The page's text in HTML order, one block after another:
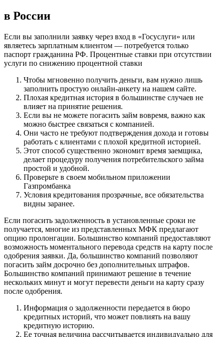
в России
Если вы заполнили заявку через вход в «Госуслуги» или
являетесь зарплатным клиентом — потребуется только
паспорт гражданина РФ. Процентные ставки при отсутствии
услуги по снижению процентной ставки
Чтобы мгновенно получить деньги, вам нужно лишь
заполнить простую онлайн-анкету на нашем сайте.
Плохая кредитная история в большинстве случаев не
влияет на принятие решения.
Если вы не можете погасить займ вовремя, важно как
можно быстрее связаться с компанией.
Они часто не требуют подтверждения дохода и готовы
работать с клиентами с плохой кредитной историей.
Этот способ существенно экономит время заемщика,
делает процедуру получения потребительского займа
простой и удобной.
Проверьте в своем мобильном приложении
Газпромбанка
Условия кредитования прозрачные, все обязательства
видны заранее.
Если погасить задолженность в установленные сроки не
получается, многие из представленных МФК предлагают
опцию пролонгации. Большинство компаний предоставляют
возможность моментального перевода средств на карту после
одобрения заявки. Да, большинство компаний позволяют
погасить займ досрочно без дополнительных штрафов.
Большинство компаний принимают решение в течение
нескольких минут и могут перевести деньги на карту сразу
после одобрения.
Информация о задолженности передается в бюро
кредитных историй, что может повлиять на вашу
кредитную историю.
Ее точная величина рассчитывается индивидуально для